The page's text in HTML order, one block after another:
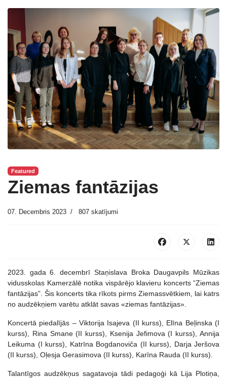
Featured
Ziemas fantāzijas
07. Decembris 2023 807 skatījumi
2023. gada 6. decembrī Staņislava Broka Daugavpils Mūzikas
vidusskolas Kamerzālē notika vispārējo klavieru koncerts “Ziemas
fantāzijas”. Šis koncerts tika rīkots pirms Ziemassvētkiem, lai katrs
no audzēkņiem varētu atklāt savas «ziemas fantāzijas».
Koncertā piedalījās – Viktorija Isajeva (II kurss), Elīna Beļinska (I
kurss), Rina Smane (II kurss), Ksenija Jefimova (I kurss), Annija
Leikuma (I kurss), Katrīna Bogdanoviča (II kurss), Darja Jeršova
(II kurss), Oļesja Gerasimova (II kurss), Karīna Rauda (II kurss).
Talantīgos audzēkņus sagatavoja tādi pedagoģi kā Lija Plotiņa,